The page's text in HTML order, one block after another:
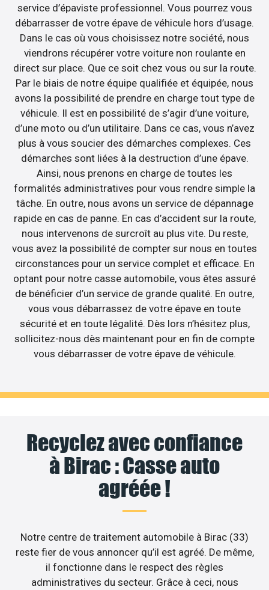
service d’épaviste professionnel. Vous pourrez vous
débarrasser de votre épave de véhicule hors d’usage.
Dans le cas où vous choisissez notre société, nous
viendrons récupérer votre voiture non roulante en
direct sur place. Que ce soit chez vous ou sur la route.
Par le biais de notre équipe qualifiée et équipée, nous
avons la possibilité de prendre en charge tout type de
véhicule. Il est en possibilité de s’agir d’une voiture,
d’une moto ou d’un utilitaire. Dans ce cas, vous n’avez
plus à vous soucier des démarches complexes. Ces
démarches sont liées à la destruction d’une épave.
Ainsi, nous prenons en charge de toutes les
formalités administratives pour vous rendre simple la
tâche. En outre, nous avons un service de dépannage
rapide en cas de panne. En cas d’accident sur la route,
nous intervenons de surcroît au plus vite. Du reste,
vous avez la possibilité de compter sur nous en toutes
circonstances pour un service complet et efficace. En
optant pour notre casse automobile, vous êtes assuré
de bénéficier d’un service de grande qualité. En outre,
vous vous débarrassez de votre épave en toute
sécurité et en toute légalité. Dès lors n’hésitez plus,
sollicitez-nous dès maintenant pour en fin de compte
vous débarrasser de votre épave de véhicule.
Recyclez avec confiance
à Birac : Casse auto
agréée !
Notre centre de traitement automobile à Birac (33)
reste fier de vous annoncer qu’il est agréé. De même,
il fonctionne dans le respect des règles
administratives du secteur. Grâce à ceci, nous